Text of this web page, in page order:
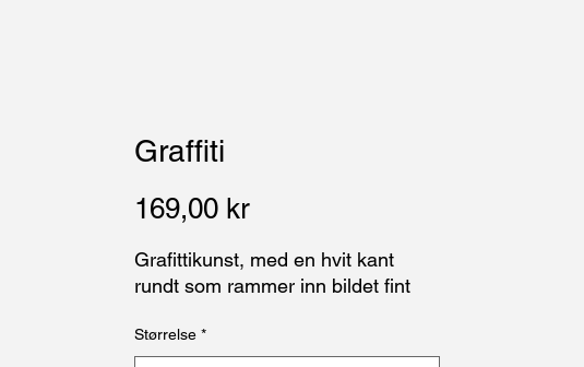
Graffiti
169,00 krPris
Grafittikunst, med en hvit kant
rundt som rammer inn bildet fint
Størrelse *